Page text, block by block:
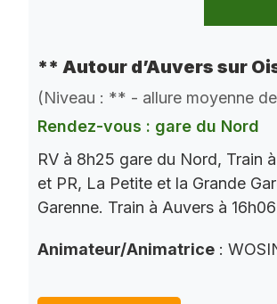
** Autour d’Auvers sur
(Niveau : ** - allure moyenne
Rendez-vous : gare du Nord
RV à 8h25 gare du Nord, Train
et PR, La Petite et la Grande
Garenne. Train à Auvers à
Animateur/Animatrice :